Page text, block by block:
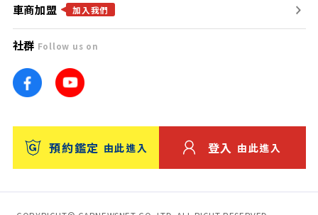
隱私權政策
團隊
車訊網
台灣優良中古車商大獎
找好車
找好店
找海外車
消費者評價
合作夥伴
廣告合作
車商加盟 加入我們
社群 Follow us on
預約鑑定 由此進入 登入 由此進入